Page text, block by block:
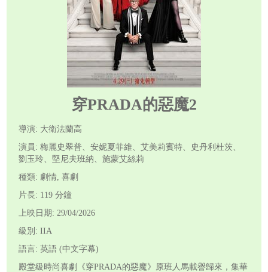
穿PRADA的惡魔2
導演: 大衛法蘭高
演員: 梅麗史翠普、安妮夏菲維、艾美莉賓特、史丹利杜茨、
劉玉玲、堅尼夫班納、施蒙艾絲莉
種類: 劇情, 喜劇
片長: 119 分鐘
上映日期: 29/04/2026
級別: IIA
語言: 英語 (中文字幕)
殿堂級時尚喜劇《穿PRADA的惡魔》原班人馬載譽歸來，集華